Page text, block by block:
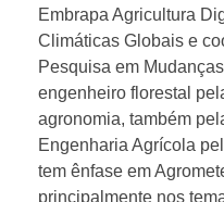
Embrapa Agricultura
Climáticas Globais e
Pesquisa em
engenheiro florestal
agronomia, também
Engenharia Agrícola
tem ênfase em
principalmente nos